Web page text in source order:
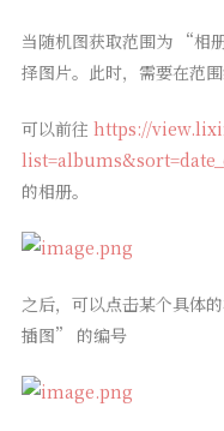
当随机图获取范围为 “相
择图片。此时，需要在范
可以前往 https://
的相册。
之后，可以点击某个具体
插图” 的编号